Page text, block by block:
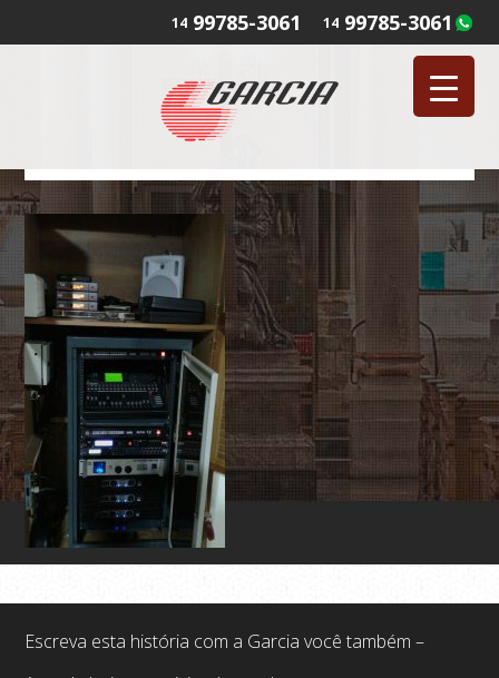
14 99785-3061
14 99785-3061
Escreva esta história com a Garcia você também –